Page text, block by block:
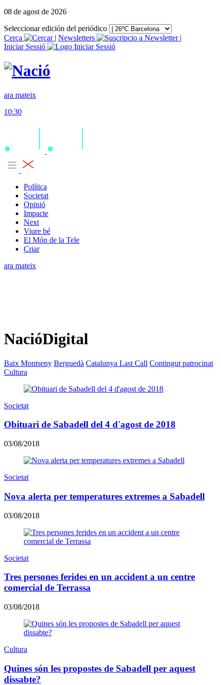
08 de agost de 2026
Seleccionar edición del periódico
Cerca
| Newsletters
|
Iniciar Sessió
ara mateix
10:30
Política
Societat
Opinió
Impacte
Next
Viure bé
El Món de la Tele
Criar
ara mateix
NacióDigital
Baix Montseny Berguedà Catalunya Last Call Contingut patrocinat
Cultura
Societat
Obituari de Sabadell del 4 d'agost de 2018
03/08/2018
Societat
Nova alerta per temperatures extremes a Sabadell
03/08/2018
Societat
Tres persones ferides en un accident a un centre
comercial de Terrassa
03/08/2018
Cultura
Quines són les propostes de Sabadell per aquest
dissabte?